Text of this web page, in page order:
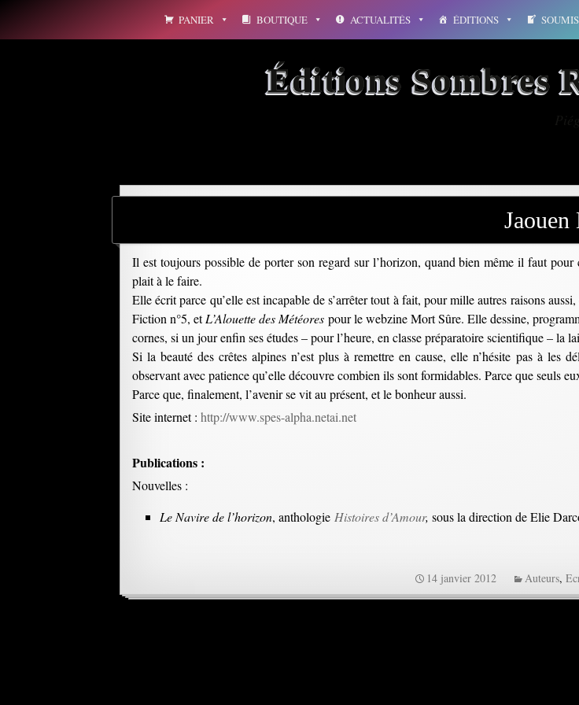
PANIER BOUTIQUE ACTUALITÉS ÉDITIONS
Éditions Sombres
Il est toujours possible de porter son regard sur l’horizon, quand bien même il faut pour
plait à le faire.
Elle écrit parce qu’elle est incapable de s’arrêter tout à fait, pour mille autres raisons
Fiction n°5, etL’Alouette des Météores pour le webzine Mort Sûre. Elle dessine,
cornes, si un jour enfin ses études – pour l’heure, en classe préparatoire scientifique – la
Si la beauté des crêtes alpines n’est plus à remettre en cause, elle n’hésite pas à les
observant avec patience qu’elle découvre combien ils sont formidables. Parce que seuls
Parce que, finalement, l’avenir se vit au présent, et le bonheur aussi.
Site internet : http://www.spes-alpha.netai.net
Publications :
Nouvelles :
Le Navire de l’horizon, anthologie Histoires d’Amour, sous la direction de Elie
14 janvier 2012 Auteurs,